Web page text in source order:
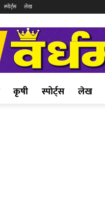
स्पोर्ट्स लेख
कृषी स्पोर्ट्स लेख